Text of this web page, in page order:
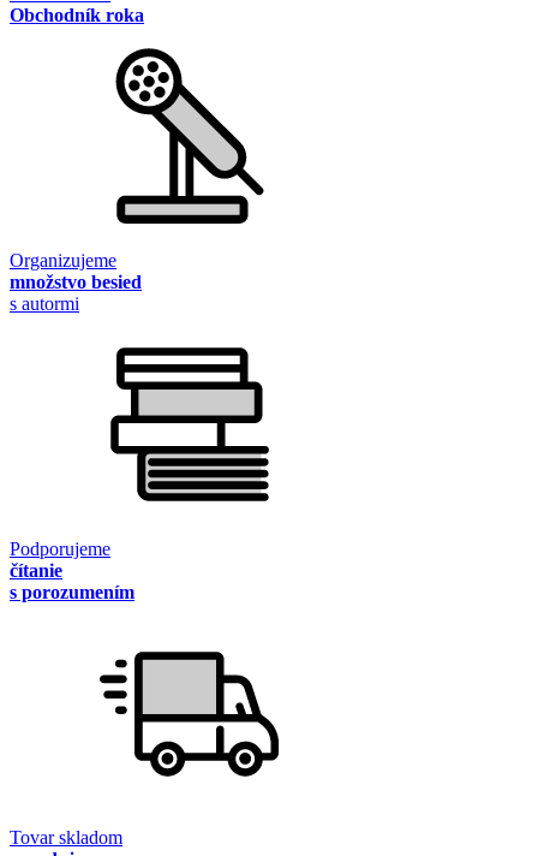
Obchodník roka
Organizujeme
množstvo besied
s autormi
Podporujeme
čítanie
s porozumením
Tovar skladom